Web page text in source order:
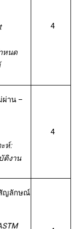
หนด
4
ผ่าน –
ห์:
ติงาน
4
ญลักษณ์